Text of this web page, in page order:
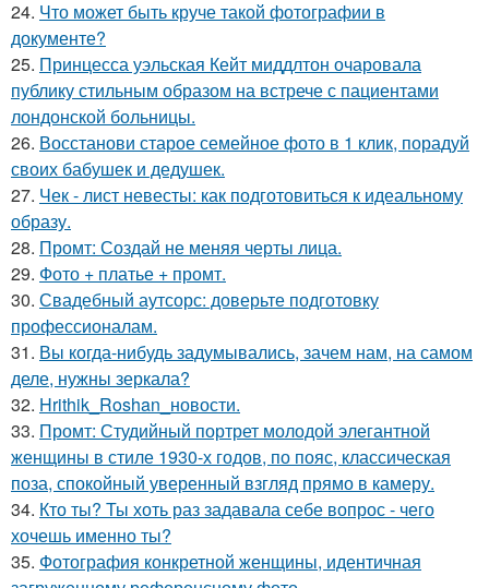
24. Что может быть круче такой фотографии в
документе?
25. Принцесса уэльская Кейт миддлтон очаровала
публику стильным образом на встрече с пациентами
лондонской больницы.
26. Восстанови старое семейное фото в 1 клик, порадуй
своих бабушек и дедушек.
27. Чек - лист невесты: как подготовиться к идеальному
образу.
28. Промт: Создай не меняя черты лица.
29. Фото + платье + промт.
30. Свадебный аутсорс: доверьте подготовку
профессионалам.
31. Вы когда-нибудь задумывались, зачем нам, на самом
деле, нужны зеркала?
32. Hrithik_Roshan_новости.
33. Промт: Студийный портрет молодой элегантной
женщины в стиле 1930-х годов, по пояс, классическая
поза, спокойный уверенный взгляд прямо в камеру.
34. Кто ты? Ты хоть раз задавала себе вопрос - чего
хочешь именно ты?
35. Фотография конкретной женщины, идентичная